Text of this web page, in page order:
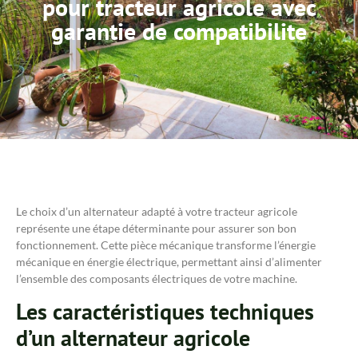
pour tracteur agricole avec
garantie de compatibilite
Le choix d’un alternateur adapté à votre tracteur agricole
représente une étape déterminante pour assurer son bon
fonctionnement. Cette pièce mécanique transforme l’énergie
mécanique en énergie électrique, permettant ainsi d’alimenter
l’ensemble des composants électriques de votre machine.
Les caractéristiques techniques
d’un alternateur agricole